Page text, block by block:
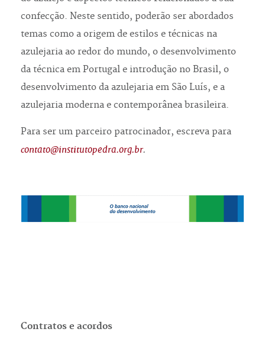
confecção. Neste sentido, poderão ser abordados
temas como a origem de estilos e técnicas na
azulejaria ao redor do mundo, o desenvolvimento
da técnica em Portugal e introdução no Brasil, o
desenvolvimento da azulejaria em São Luís, e a
azulejaria moderna e contemporânea brasileira.
Para ser um parceiro patrocinador, escreva para
contato@institutopedra.org.br.
Contratos e acordos